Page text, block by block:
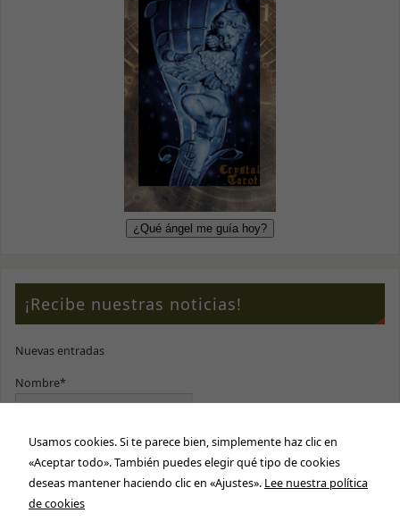
¡Recibe nuestras noticias!
Nuevas entradas
Nombre*
E-mail*
Por favor, acepta nuestra
Usamos cookies. Si te parece bien, simplemente haz clic en
«Aceptar todo». También puedes elegir qué tipo de cookies
deseas mantener haciendo clic en «Ajustes». Lee nuestra política
de cookies